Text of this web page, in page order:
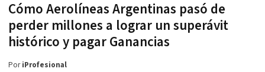
Cómo Aerolíneas Argentinas pasó de
perder millones a lograr un superávit
histórico y pagar Ganancias
PoriProfesional